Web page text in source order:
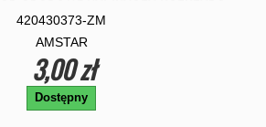
420430373-ZM
AMSTAR
3,00 zł
Dostępny